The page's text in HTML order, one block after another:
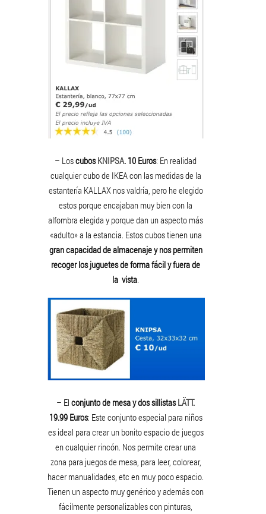
– LoscubosKNIPSA. 10 Euros: En realidad
cualquier cubo de IKEA con las medidas de la
estantería KALLAX nos valdría, pero he elegido
estos porque encajaban muy bien con la
alfombra elegida y porque dan un aspecto más
«adulto» a la estancia. Estos cubos tienen una
gran capacidad de almacenaje y nos permiten
recoger los juguetes de forma fácil y fuera de
la vista.
– El conjunto de mesa y dos sillistasLÄTT.
19.99 Euros: Este conjunto especial para niños
es ideal para crear un bonito espacio de juegos
en cualquier rincón. Nos permite crear una
zona para juegos de mesa, para leer, colorear,
hacer manualidades, etc en muy poco espacio.
Tienen un aspecto muy genérico y además con
fácilmente personalizables con pinturas,